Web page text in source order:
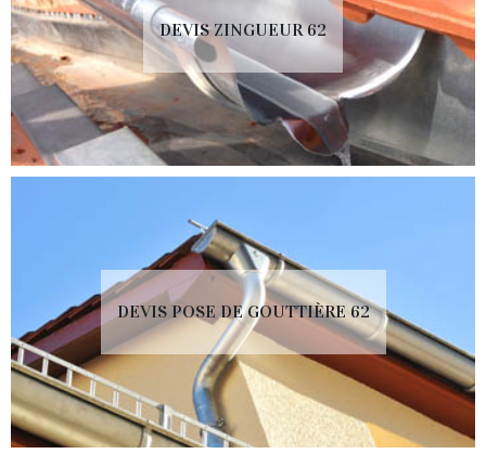
DEVIS ZINGUEUR 62
DEVIS POSE DE GOUTTIÈRE 62